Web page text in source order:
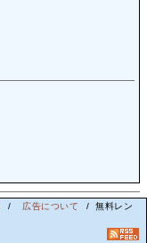
/ 広告について
/ 無料レン